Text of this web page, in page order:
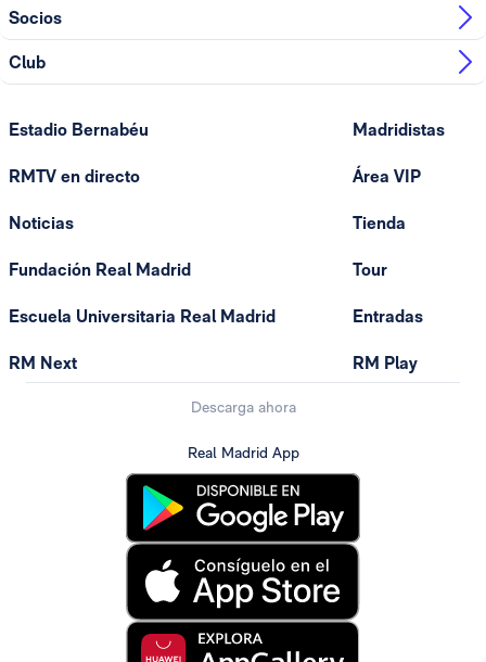
Socios
Club
Estadio Bernabéu
RMTV en directo
Noticias
Fundación Real Madrid
Escuela Universitaria Real Madrid
RM Next
Madridistas
Área VIP
Tienda
Tour
Entradas
RM Play
Descarga ahora
Real Madrid App